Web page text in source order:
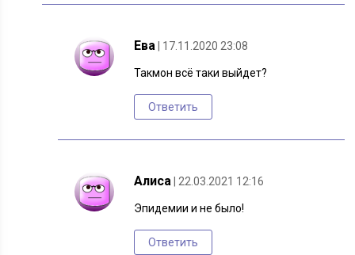
Ева | 17.11.2020 23:08
Такмон всё таки выйдет?
Ответить
Алиса | 22.03.2021 12:16
Эпидемии и не было!
Ответить